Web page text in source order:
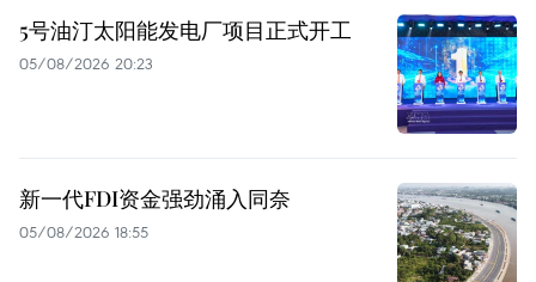
5号油汀太阳能发电厂项目正式开工
05/08/2026 20:23
新一代FDI资金强劲涌入同奈
05/08/2026 18:55